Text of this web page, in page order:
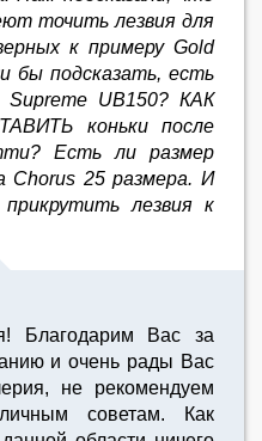
точить лезвия для
к примеру Gold
бы подсказать, есть
UB150? КАК
коньки после
Есть ли размер
Chorus 25 размера. И
лезвия к
Благодарим Вас за
и очень рады Вас
не рекомендуем
советам. Как